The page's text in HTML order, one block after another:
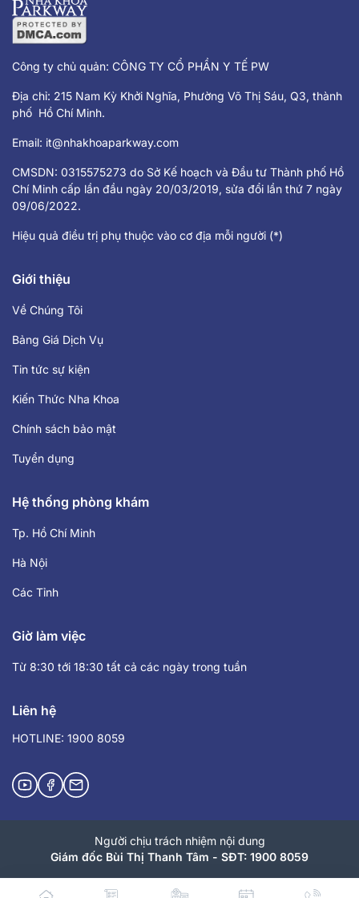
Công ty chủ quản: CÔNG TY CỔ PHẦN Y TẾ PW
Địa chỉ: 215 Nam Kỳ Khởi Nghĩa, Phường Võ Thị Sáu, Q3, thành
phố Hồ Chí Minh.
Email: it@nhakhoaparkway.com
CMSDN: 0315575273 do Sở Kế hoạch và Đầu tư Thành phố Hồ
Chí Minh cấp lần đầu ngày 20/03/2019, sửa đổi lần thứ 7 ngày
09/06/2022.
Hiệu quả điều trị phụ thuộc vào cơ địa mỗi người (*)
Giới thiệu
Về Chúng Tôi
Bảng Giá Dịch Vụ
Tin tức sự kiện
Kiến Thức Nha Khoa
Chính sách bảo mật
Tuyển dụng
Hệ thống phòng khám
Tp. Hồ Chí Minh
Hà Nội
Các Tỉnh
Giờ làm việc
Từ 8:30 tới 18:30 tất cả các ngày trong tuần
Liên hệ
HOTLINE: 1900 8059
Người chịu trách nhiệm nội dung
Giám đốc Bùi Thị Thanh Tâm - SĐT: 1900 8059